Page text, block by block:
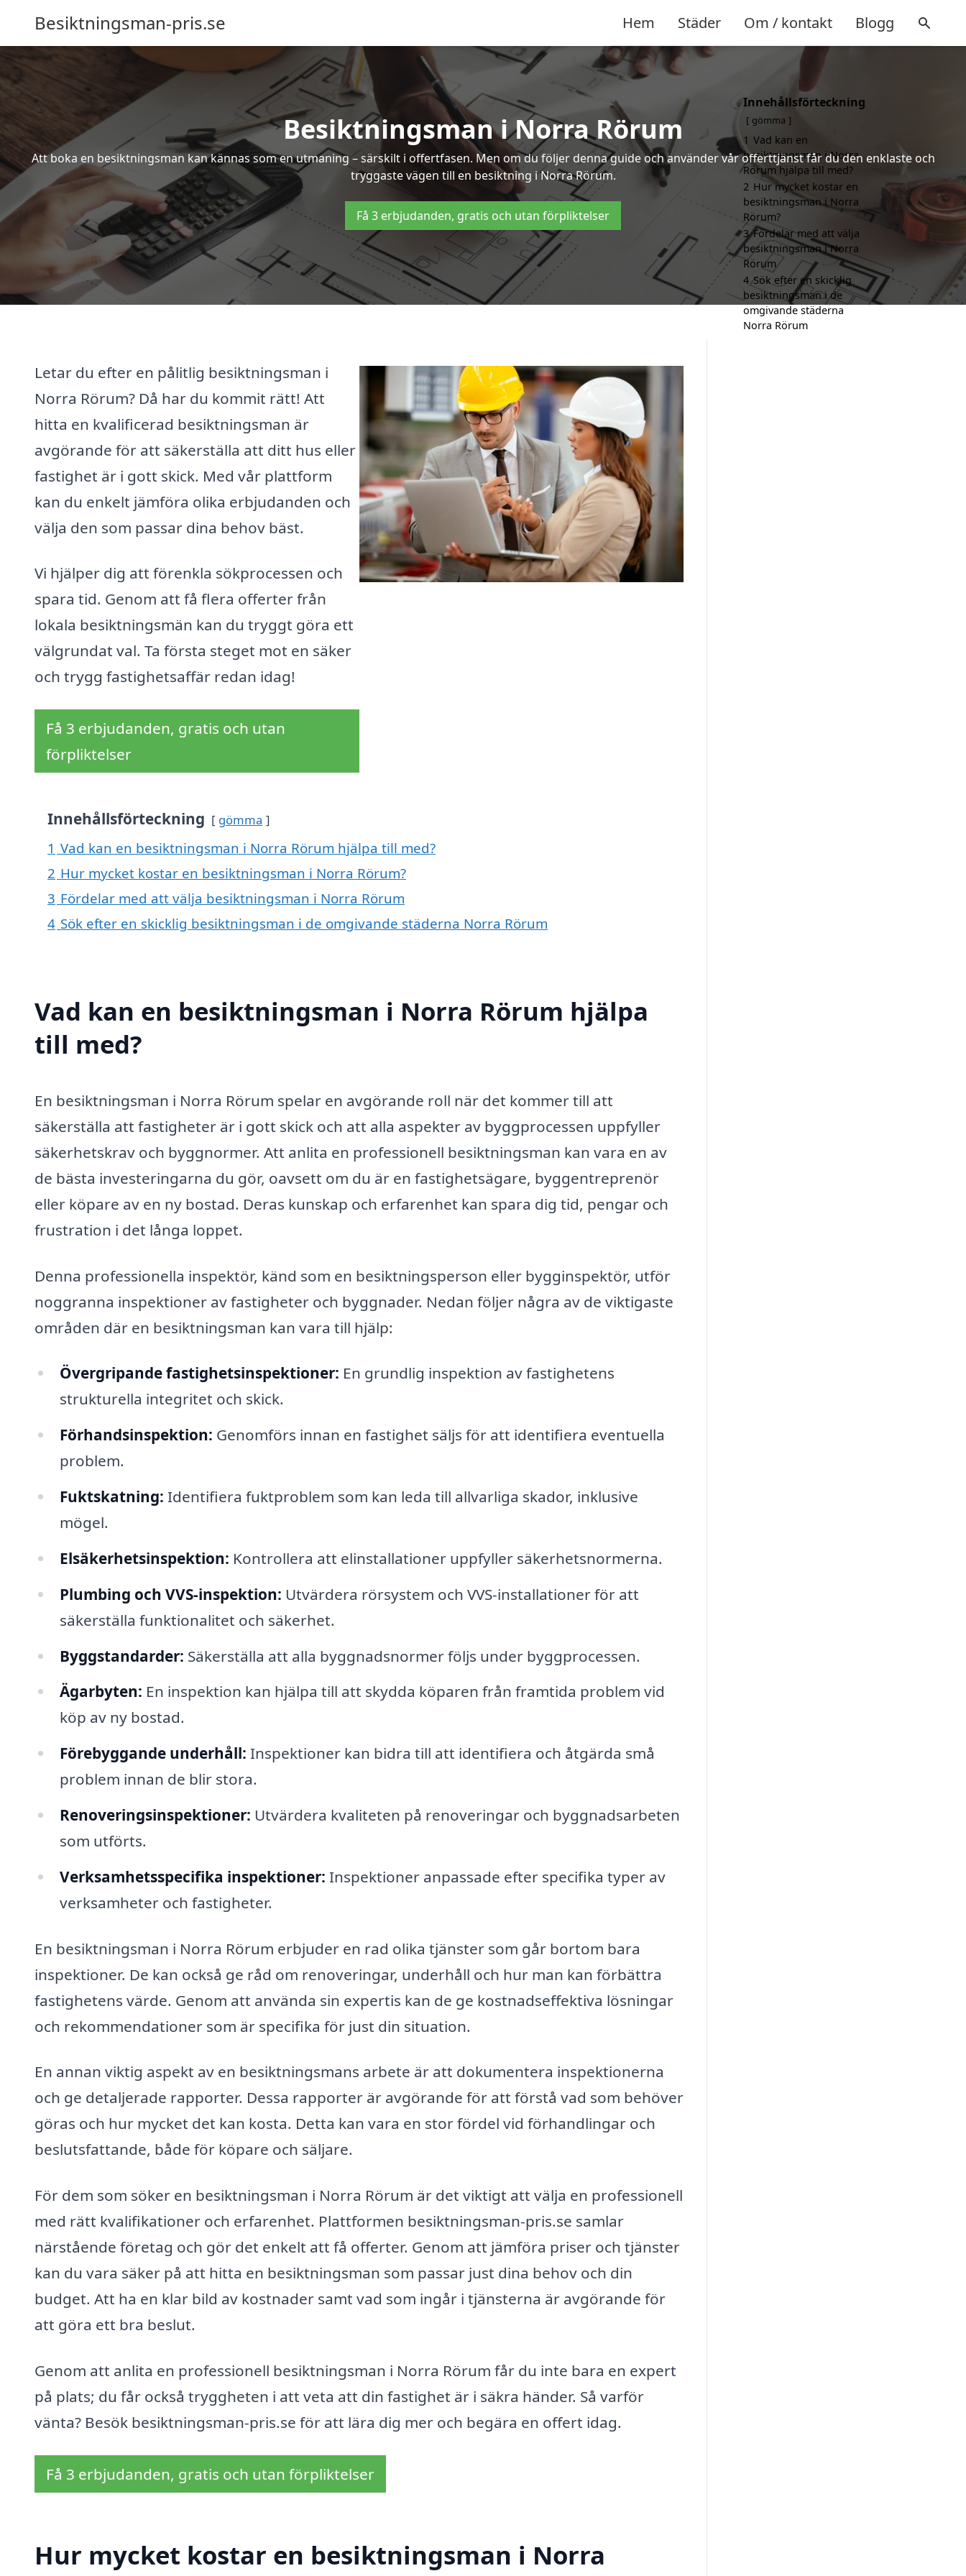
Besiktningsman-pris.se Hem Städer Om / kontakt Blogg
Besiktningsman i Norra Rörum
Att boka en besiktningsman kan kännas som en utmaning – särskilt i offertfasen. Men om du följer denna guide och använder vår offerttjänst får du den enklaste och
tryggaste vägen till en besiktning i Norra Rörum.
Få 3 erbjudanden, gratis och utan förpliktelser
Letar du efter en pålitlig besiktningsman i
Norra Rörum? Då har du kommit rätt! Att
hitta en kvalificerad besiktningsman är
avgörande för att säkerställa att ditt hus eller
fastighet är i gott skick. Med vår plattform
kan du enkelt jämföra olika erbjudanden och
välja den som passar dina behov bäst.
Vi hjälper dig att förenkla sökprocessen och
spara tid. Genom att få flera offerter från
lokala besiktningsmän kan du tryggt göra ett
välgrundat val. Ta första steget mot en säker
och trygg fastighetsaffär redan idag!
Få 3 erbjudanden, gratis och utan
förpliktelser
Innehållsförteckning gömma
1 Vad kan en besiktningsman i Norra Rörum hjälpa till med?
2 Hur mycket kostar en besiktningsman i Norra Rörum?
3 Fördelar med att välja besiktningsman i Norra Rörum
4 Sök efter en skicklig besiktningsman i de omgivande städerna Norra Rörum
Vad kan en besiktningsman i Norra Rörum hjälpa
till med?
En besiktningsman i Norra Rörum spelar en avgörande roll när det kommer till att
säkerställa att fastigheter är i gott skick och att alla aspekter av byggprocessen uppfyller
säkerhetskrav och byggnormer. Att anlita en professionell besiktningsman kan vara en av
de bästa investeringarna du gör, oavsett om du är en fastighetsägare, byggentreprenör
eller köpare av en ny bostad. Deras kunskap och erfarenhet kan spara dig tid, pengar och
frustration i det långa loppet.
Denna professionella inspektör, känd som en besiktningsperson eller bygginspektör, utför
noggranna inspektioner av fastigheter och byggnader. Nedan följer några av de viktigaste
områden där en besiktningsman kan vara till hjälp:
Övergripande fastighetsinspektioner: En grundlig inspektion av fastighetens
strukturella integritet och skick.
Förhandsinspektion: Genomförs innan en fastighet säljs för att identifiera eventuella
problem.
Fuktskatning: Identifiera fuktproblem som kan leda till allvarliga skador, inklusive
mögel.
Elsäkerhetsinspektion: Kontrollera att elinstallationer uppfyller säkerhetsnormerna.
Plumbing och VVS-inspektion: Utvärdera rörsystem och VVS-installationer för att
säkerställa funktionalitet och säkerhet.
Byggstandarder: Säkerställa att alla byggnadsnormer följs under byggprocessen.
Ägarbyten: En inspektion kan hjälpa till att skydda köparen från framtida problem vid
köp av ny bostad.
Förebyggande underhåll: Inspektioner kan bidra till att identifiera och åtgärda små
problem innan de blir stora.
Renoveringsinspektioner: Utvärdera kvaliteten på renoveringar och byggnadsarbeten
som utförts.
Verksamhetsspecifika inspektioner: Inspektioner anpassade efter specifika typer av
verksamheter och fastigheter.
En besiktningsman i Norra Rörum erbjuder en rad olika tjänster som går bortom bara
inspektioner. De kan också ge råd om renoveringar, underhåll och hur man kan förbättra
fastighetens värde. Genom att använda sin expertis kan de ge kostnadseffektiva lösningar
och rekommendationer som är specifika för just din situation.
En annan viktig aspekt av en besiktningsmans arbete är att dokumentera inspektionerna
och ge detaljerade rapporter. Dessa rapporter är avgörande för att förstå vad som behöver
göras och hur mycket det kan kosta. Detta kan vara en stor fördel vid förhandlingar och
beslutsfattande, både för köpare och säljare.
För dem som söker en besiktningsman i Norra Rörum är det viktigt att välja en professionell
med rätt kvalifikationer och erfarenhet. Plattformen besiktningsman-pris.se samlar
närstående företag och gör det enkelt att få offerter. Genom att jämföra priser och tjänster
kan du vara säker på att hitta en besiktningsman som passar just dina behov och din
budget. Att ha en klar bild av kostnader samt vad som ingår i tjänsterna är avgörande för
att göra ett bra beslut.
Genom att anlita en professionell besiktningsman i Norra Rörum får du inte bara en expert
på plats; du får också tryggheten i att veta att din fastighet är i säkra händer. Så varför
vänta? Besök besiktningsman-pris.se för att lära dig mer och begära en offert idag.
Få 3 erbjudanden, gratis och utan förpliktelser
Hur mycket kostar en besiktningsman i Norra
Innehållsförteckning
gömma
1 Vad kan en
besiktningsman i Norra
Rörum hjälpa till med?
2 Hur mycket kostar en
besiktningsman i Norra
Rörum?
3 Fördelar med att välja
besiktningsman i Norra
Rörum
4 Sök efter en skicklig
besiktningsman i de
omgivande städerna
Norra Rörum